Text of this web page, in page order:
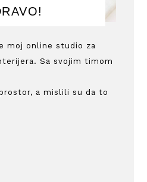
moj online studio za
Sa svojim timom
a mislili su da to